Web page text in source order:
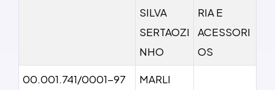
SILVA
SERTAOZI
NHO
RIA E
ACESSORI
OS
00.001.741/0001-97
MARLI